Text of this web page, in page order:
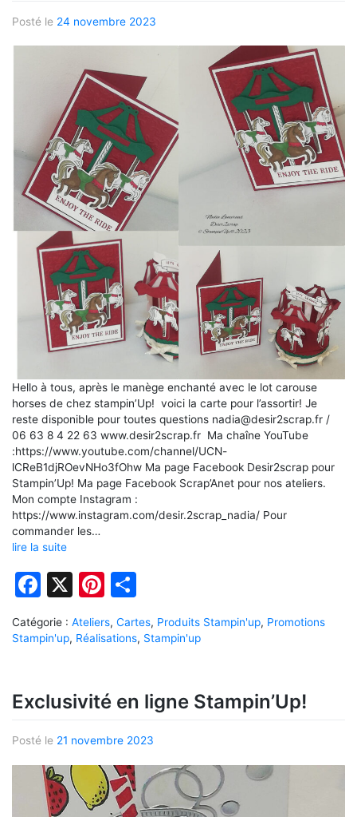
Posté le 24 novembre 2023
Hello à tous, après le manège enchanté avec le lot carouse
horses de chez stampin’Up! voici la carte pour l’assortir! Je
reste disponible pour toutes questions nadia@desir2scrap.fr /
06 63 8 4 22 63 www.desir2scrap.fr Ma chaîne YouTube
:https://www.youtube.com/channel/UCN-
lCReB1djROevNHo3fOhw Ma page Facebook Desir2scrap pour
Stampin’Up! Ma page Facebook Scrap’Anet pour nos ateliers.
Mon compte Instagram :
https://www.instagram.com/desir.2scrap_nadia/ Pour
commander les…
lire la suite
Facebook
X Pinterest
Catégorie : Ateliers, Cartes, Produits Stampin'up, Promotions
Stampin'up, Réalisations, Stampin'up
Exclusivité en ligne Stampin’Up!
Posté le 21 novembre 2023